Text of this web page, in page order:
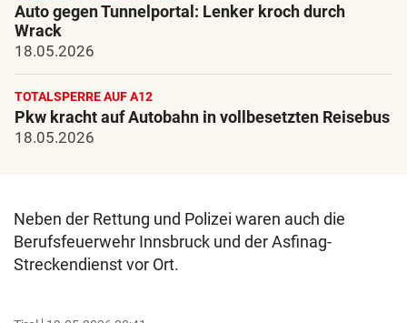
Auto gegen Tunnelportal: Lenker kroch durch
Wrack
18.05.2026
TOTALSPERRE AUF A12
Pkw kracht auf Autobahn in vollbesetzten Reisebus
18.05.2026
Neben der Rettung und Polizei waren auch die
Berufsfeuerwehr Innsbruck und der Asfinag-
Streckendienst vor Ort.